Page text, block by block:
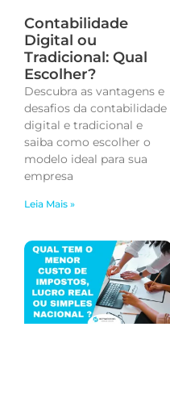
Contabilidade
Digital ou
Tradicional: Qual
Escolher?
Descubra as vantagens e
desafios da contabilidade
digital e tradicional e
saiba como escolher o
modelo ideal para sua
empresa
Leia Mais »